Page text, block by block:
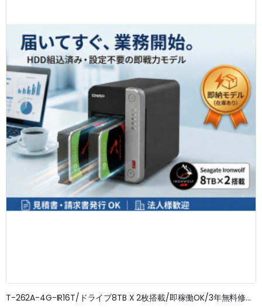
T-262A-4G-IR16T/ドライブ8TB X 2枚搭載/即稼働OK/3年無料修理保証